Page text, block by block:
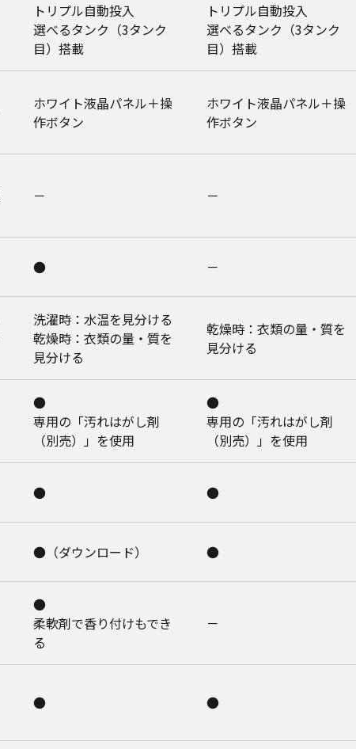
トリプル自動投入
選べるタンク（3タンク
目）搭載
トリプル自動投入
選べるタンク（3タンク
目）搭載
ホワイト液晶パネル＋操
作ボタン
ホワイト液晶パネル＋操
作ボタン
－ －
● －
洗濯時：水温を見分ける
乾燥時：衣類の量・質を
見分ける
乾燥時：衣類の量・質を
見分ける
●
専用の「汚れはがし剤
（別売）」を使用
●
専用の「汚れはがし剤
（別売）」を使用
● ●
●（ダウンロード） ●
●
柔軟剤で香り付けもでき
る
－
● ●